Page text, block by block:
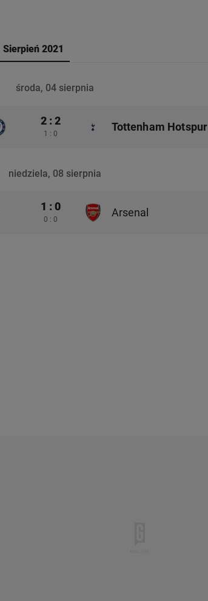
Sierpień 2021
środa, 04 sierpnia
2 : 2
1 : 0
Tottenham Hotspur
niedziela, 08 sierpnia
1 : 0
0 : 0
Arsenal